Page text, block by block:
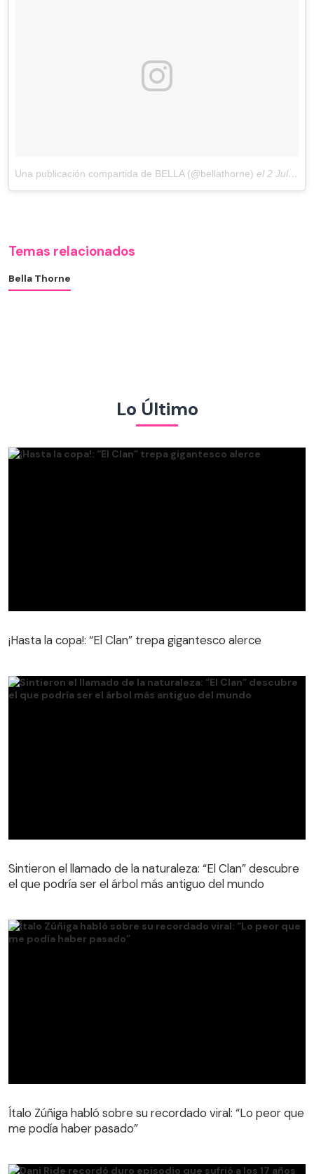
Una publicación compartida de BELLA (@bellathorne) el 2 Jul, 2018 a las 3:15 PDT
Temas relacionados
Bella Thorne
Lo Último
¡Hasta la copa!: “El Clan” trepa gigantesco alerce
el que podría ser el árbol más antiguo del mundo
Sintieron el llamado de la naturaleza: “El Clan” descubre
el que podría ser el árbol más antiguo del mundo
Ítalo Zúñiga habló sobre su recordado viral: “Lo peor que
me podía haber pasado”